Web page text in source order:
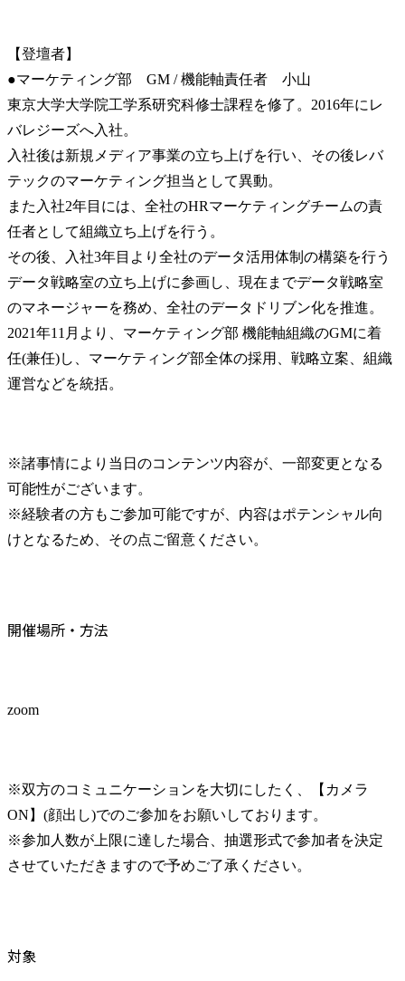
【登壇者】
●マーケティング部　GM / 機能軸責任者　小山
東京大学大学院工学系研究科修士課程を修了。2016年にレ
バレジーズへ入社。
入社後は新規メディア事業の立ち上げを行い、その後レバ
テックのマーケティング担当として異動。
また入社2年目には、全社のHRマーケティングチームの責
任者として組織立ち上げを行う。
その後、入社3年目より全社のデータ活用体制の構築を行う
データ戦略室の立ち上げに参画し、現在までデータ戦略室
のマネージャーを務め、全社のデータドリブン化を推進。
2021年11月より、マーケティング部 機能軸組織のGMに着
任(兼任)し、マーケティング部全体の採用、戦略立案、組織
運営などを統括。
※諸事情により当日のコンテンツ内容が、一部変更となる
可能性がございます。
※経験者の方もご参加可能ですが、内容はポテンシャル向
けとなるため、その点ご留意ください。
開催場所・方法
zoom
※双方のコミュニケーションを大切にしたく、【カメラ
ON】(顔出し)でのご参加をお願いしております。
※参加人数が上限に達した場合、抽選形式で参加者を決定
させていただきますので予めご了承ください。
対象